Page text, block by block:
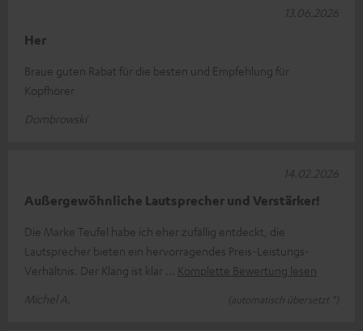
Her
Braue guten Rabat für die besten und Empfehlung für
Kopfhörer
Dombrowskí
13.06.2026
Außergewöhnliche Lautsprecher und Verstärker!
Die Marke Teufel habe ich eher zufällig entdeckt, die
Lautsprecher bieten ein hervorragendes Preis-Leistungs-
Verhältnis. Der Klang ist klar
Komplette Bewertung lesen
Michel A.
(automatisch übersetzt *)
14.02.2026